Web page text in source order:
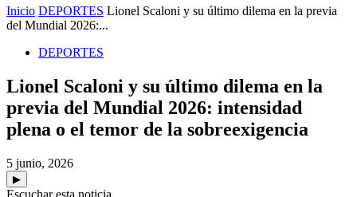
Inicio DEPORTES Lionel Scaloni y su último dilema en la previa
del Mundial 2026:...
DEPORTES
Lionel Scaloni y su último dilema en la
previa del Mundial 2026: intensidad
plena o el temor de la sobreexigencia
5 junio, 2026
▶
Escuchar esta noticia